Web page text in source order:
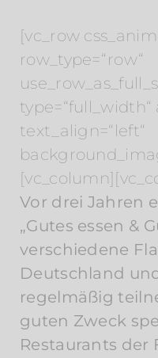
[vc_row
row_type=“row“
type=“full_width“
text_align=“left“
Vor drei Jahren
„Gutes essen &
verschiedene
Deutschland
regelmäßig
guten Zweck
Restaurants der